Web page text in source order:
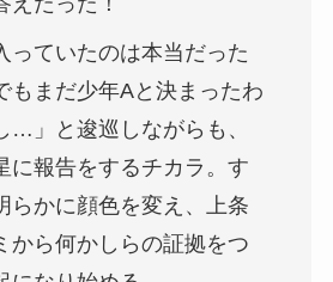
っていたのは本当だった
もまだ少年Aと決まったわ
…」と逡巡しながらも、
に報告をするチカラ。す
らかに顔色を変え、上条
から何かしらの証拠をつ